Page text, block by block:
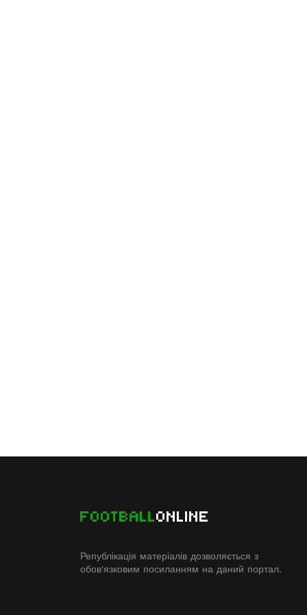
FOOTBALLONLINE
Републікація матеріалів дозволяється з
обов'язковим посиланням на даний портал.